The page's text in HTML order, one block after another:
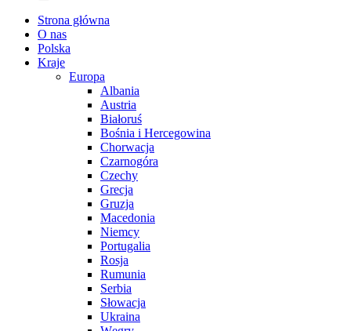
Strona główna
O nas
Polska
Kraje
Europa
Albania
Austria
Białoruś
Bośnia i Hercegowina
Chorwacja
Czarnogóra
Czechy
Grecja
Gruzja
Macedonia
Niemcy
Portugalia
Rosja
Rumunia
Serbia
Słowacja
Ukraina